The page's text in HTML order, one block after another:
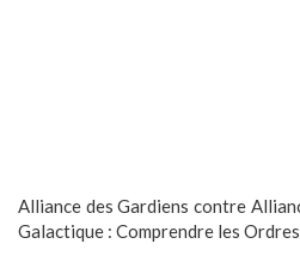
Alliance des Gardiens contre
Galactique : Comprendre les